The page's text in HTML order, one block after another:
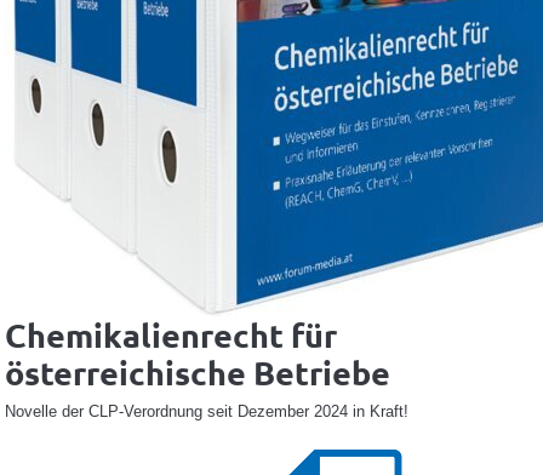
Chemikalienrecht für
österreichische Betriebe
Novelle der CLP-Verordnung seit Dezember 2024 in Kraft!